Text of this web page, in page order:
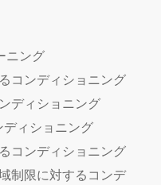
ニング
コンディショニング
ディショニング
ィショニング
コンディショニング
制限に対するコンデ